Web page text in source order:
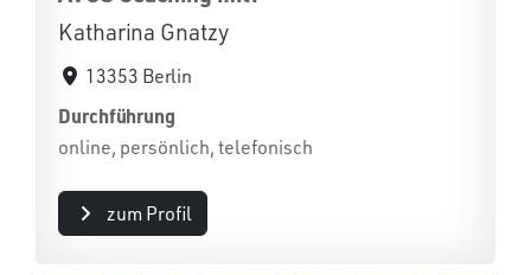
Katharina Gnatzy
13353 Berlin
Durchführung
online, persönlich, telefonisch
zum Profil